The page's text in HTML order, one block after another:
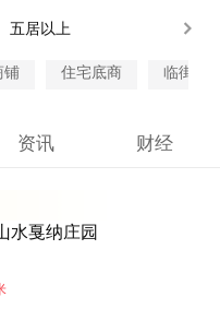
五居以上
铺 住宅底商 临街商
资讯 财经
水戛纳庄园